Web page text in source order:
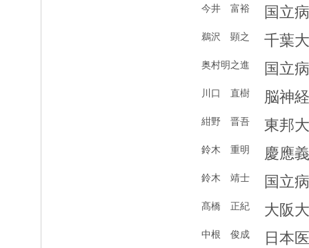
今井 富裕 国立
鵜沢 顕之 千葉
奥村明之進 国立
川口 直樹 脳神
紺野 晋吾 東邦
鈴木 重明 慶應
鈴木 靖士 国立
髙橋 正紀 大阪
中根 俊成 日本